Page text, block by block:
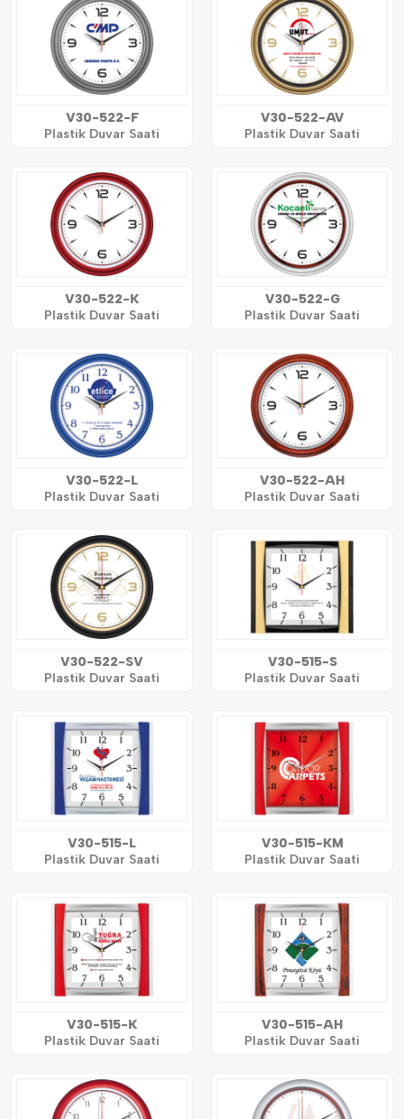
V30-522-F
Plastik Duvar Saati
V30-522-AV
Plastik Duvar Saati
V30-522-K
Plastik Duvar Saati
V30-522-G
Plastik Duvar Saati
V30-522-L
Plastik Duvar Saati
V30-522-AH
Plastik Duvar Saati
V30-522-SV
Plastik Duvar Saati
V30-515-S
Plastik Duvar Saati
V30-515-L
Plastik Duvar Saati
V30-515-KM
Plastik Duvar Saati
V30-515-K
Plastik Duvar Saati
V30-515-AH
Plastik Duvar Saati